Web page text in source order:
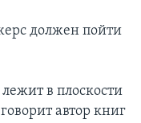
должен пойти
в плоскости
автор книг